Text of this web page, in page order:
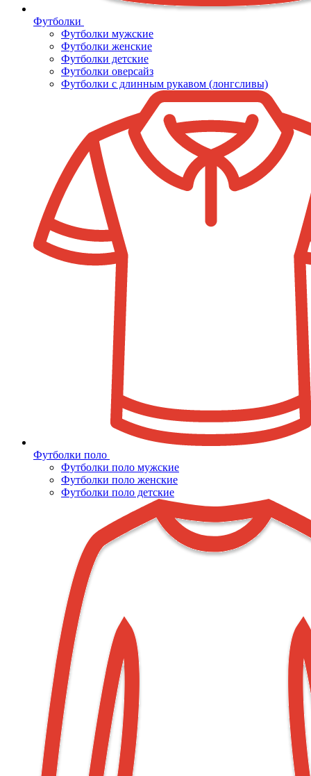
Футболки
Футболки мужские
Футболки женские
Футболки детские
Футболки оверсайз
Футболки с длинным рукавом (лонгсливы)
Футболки поло
Футболки поло мужские
Футболки поло женские
Футболки поло детские